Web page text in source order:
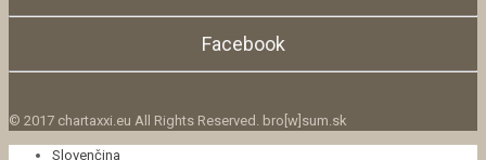
Facebook
© 2017 chartaxxi.eu All Rights Reserved. bro[w]sum.sk
Slovenčina